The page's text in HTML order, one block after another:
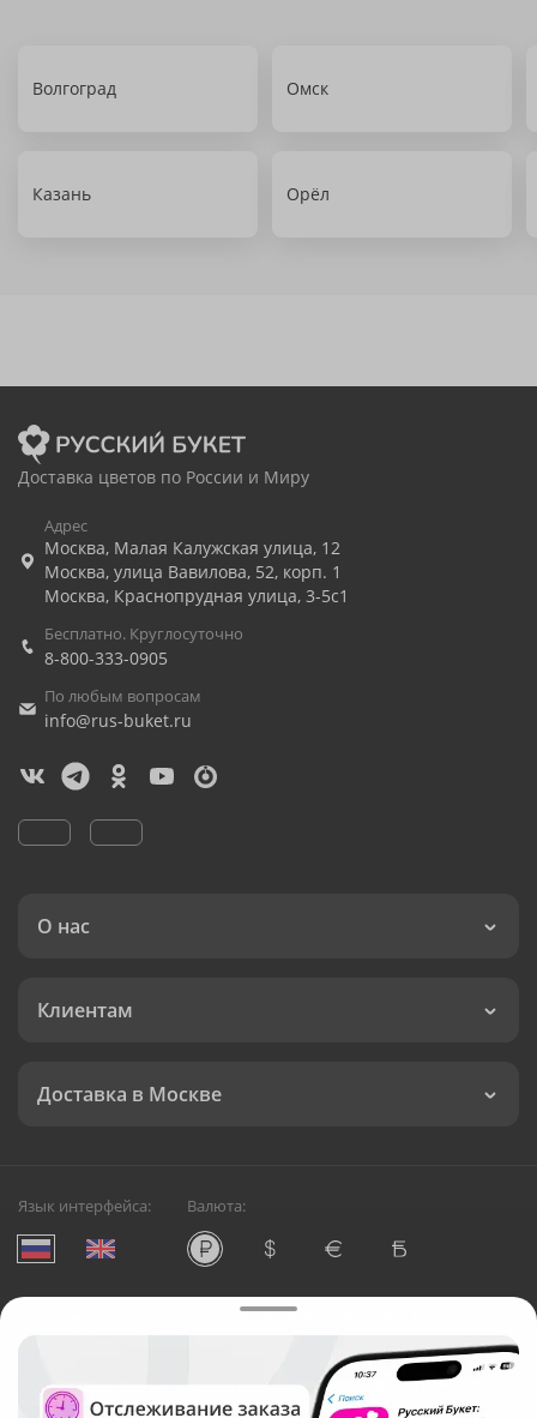
Волгоград Омск
Казань Орёл
Доставка цветов по России и Миру
Адрес
Москва, Малая Калужская улица, 12
Москва, улица Вавилова, 52, корп. 1
Москва, Краснопрудная улица, 3-5с1
Бесплатно. Круглосуточно
8-800-333-0905
По любым вопросам
info@rus-buket.ru
О нас
Клиентам
Доставка в Москве
Язык интерфейса: Валюта:
Служба круглосуточной доставки цветов в Москве
Русский Букет, 2026
Общество с ограниченной ответственностью «Технология»
ОГРН: 1195476081745, ИНН: 5410081997